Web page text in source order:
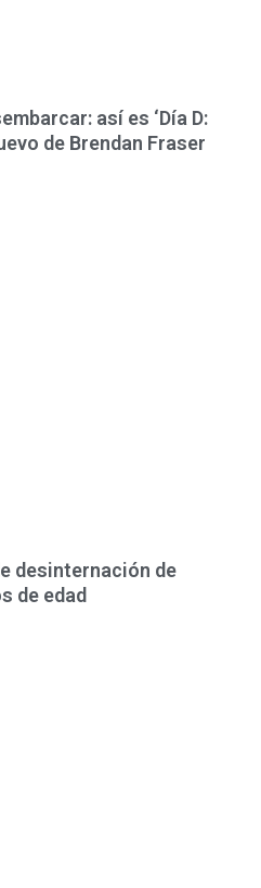
así es ‘Día D:
de Brendan Fraser
desinternación de
de edad